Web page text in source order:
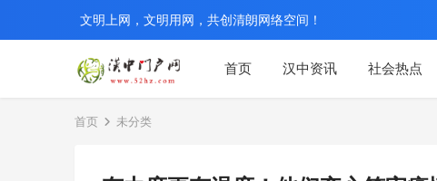
首页 汉中资讯 社会热点
文明上网，文明用网，共创清朗网络空间！
首页 未分类